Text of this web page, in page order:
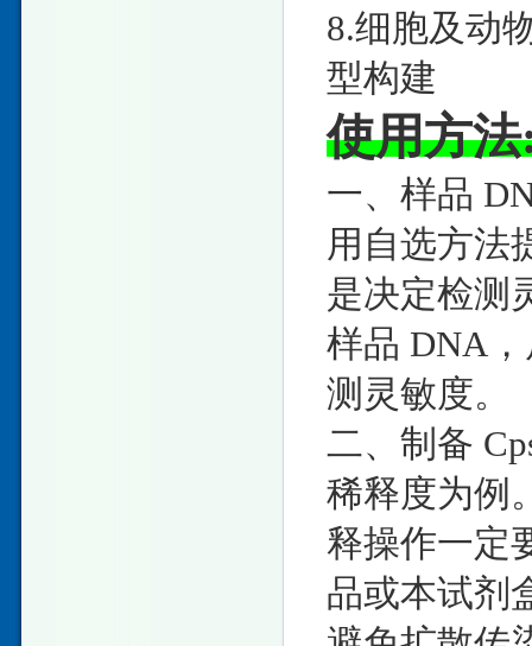
8.细胞及动
型构建
使用方
一、样品
用自选方法
是决定检测
样品 DNA
测灵敏度。
二、制备
稀释度为例
释操作一定
品或本试剂